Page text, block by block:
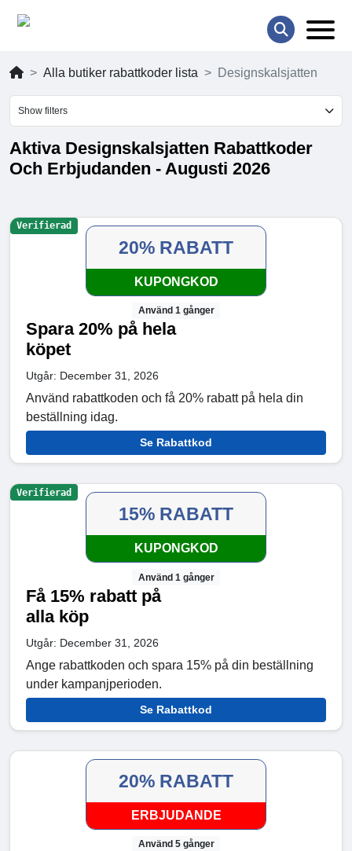
Alla butiker rabattkoder lista Designskalsjatten
Show filters
Aktiva Designskalsjatten Rabattkoder
Och Erbjudanden - Augusti 2026
20% RABATT
KUPONGKOD
Använd 1 gånger
Spara 20% på hela
köpet
Utgår: December 31, 2026
Använd rabattkoden och få 20% rabatt på hela din
beställning idag.
Se Rabattkod
Verifierad
15% RABATT
KUPONGKOD
Använd 1 gånger
Få 15% rabatt på
alla köp
Utgår: December 31, 2026
Ange rabattkoden och spara 15% på din beställning
under kampanjperioden.
Se Rabattkod
Verifierad
20% RABATT
ERBJUDANDE
Använd 5 gånger